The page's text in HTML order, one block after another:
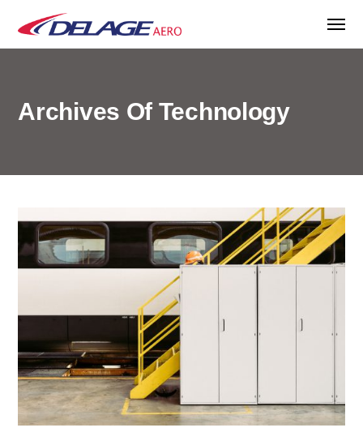
Archives Of Technology